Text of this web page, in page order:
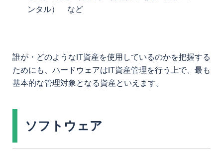
ンタル） など
誰が・どのようなIT資産を使用しているのかを把握する
ためにも、ハードウェアはIT資産管理を行う上で、最も
基本的な管理対象となる資産といえます。
ソフトウェア